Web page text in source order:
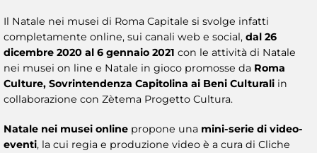
Il Natale nei musei di Roma Capitale si svolge infatti
completamente online, sui canali web e social, dal 26
dicembre 2020 al 6 gennaio 2021 con le attività di Natale
nei musei on line e Natale in gioco promosse da Roma
Culture, Sovrintendenza Capitolina ai Beni Culturali in
collaborazione con Zètema Progetto Cultura.
Natale nei musei online propone una mini-serie di video-
eventi, la cui regia e produzione video è a cura di Cliche